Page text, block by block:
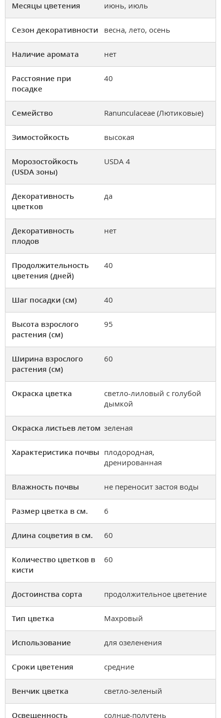
Месяцы цветения июнь, июль
Сезон декоративности весна, лето, осень
Наличие аромата нет
Расстояние при
посадке
40
Семейство Ranunculaceae (Лютиковые)
Зимостойкость высокая
Морозостойкость
(USDA зоны)
USDA 4
Декоративность
цветков
да
Декоративность
плодов
нет
Продолжительность
цветения (дней)
40
Шаг посадки (см) 40
Высота взрослого
растения (см)
95
Ширина взрослого
растения (см)
60
Окраска цветка
светло-лиловый с голубой
дымкой
Окраска листьев летом зеленая
Характеристика почвы плодородная,
дренированная
Влажность почвы не переносит застоя воды
Размер цветка в см. 6
Длина соцветия в см. 60
Количество цветков в
кисти
60
Достоинства сорта продолжительное цветение
Тип цветка Махровый
Использование для озеленения
Сроки цветения средние
Венчик цветка светло-зеленый
Освещенность солнце-полутень